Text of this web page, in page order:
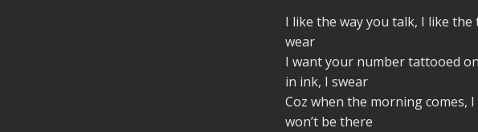
I like the way you talk, I like the
wear
I want your number tattooed
in ink, I swear
Coz when the morning comes,
won’t be there